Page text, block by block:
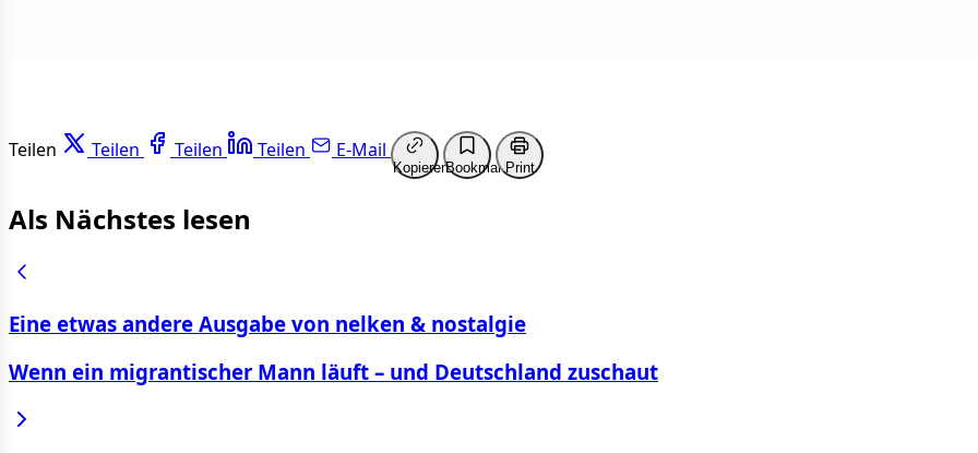
Teilen Teilen Teilen Teilen E-Mail
KopierenBookmarkPrint
Als Nächstes lesen
Eine etwas andere Ausgabe von nelken & nostalgie
Wenn ein migrantischer Mann läuft – und Deutschland zuschaut